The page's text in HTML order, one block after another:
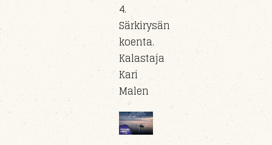
4.
Särkirysän
koenta.
Kalastaja
Kari
Malen